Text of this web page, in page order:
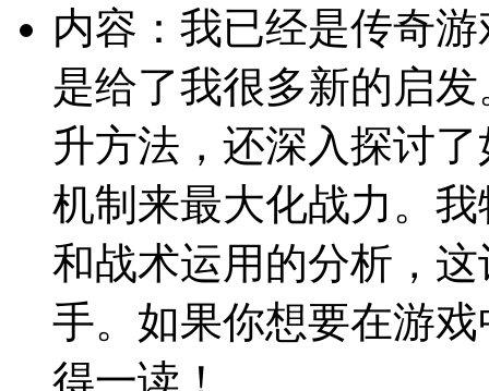
内容：我已经是传奇
是给了我很多新的启
升方法，还深入探讨
机制来最大化战力。
和战术运用的分析，
手。如果你想要在游
得一读！